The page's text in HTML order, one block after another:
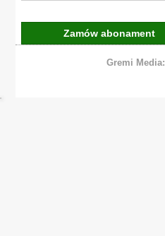
Zamów abonament
Gremi Media: